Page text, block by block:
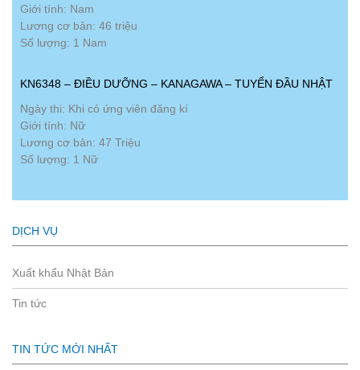
Giới tính: Nam
Lương cơ bản: 46 triệu
Số lượng: 1 Nam
KN6348 – ĐIỀU DƯỠNG – KANAGAWA – TUYỂN ĐẦU NHẬT
Ngày thi: Khi có ứng viên đăng kí
Giới tính: Nữ
Lương cơ bản: 47 Triệu
Số lượng: 1 Nữ
DỊCH VỤ
Xuất khẩu Nhật Bản
Tin tức
TIN TỨC MỚI NHẤT